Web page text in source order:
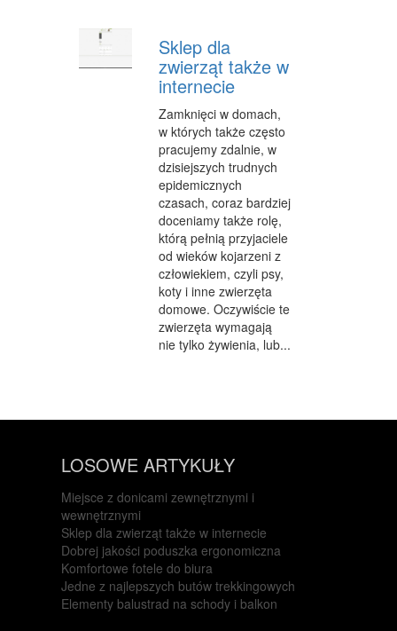
Sklep dla
zwierząt także w
internecie
Zamknięci w domach,
w których także często
pracujemy zdalnie, w
dzisiejszych trudnych
epidemicznych
czasach, coraz bardziej
doceniamy także rolę,
którą pełnią przyjaciele
od wieków kojarzeni z
człowiekiem, czyli psy,
koty i inne zwierzęta
domowe. Oczywiście te
zwierzęta wymagają
nie tylko żywienia, lub...
LOSOWE ARTYKUŁY
Miejsce z donicami zewnętrznymi i
wewnętrznymi
Sklep dla zwierząt także w internecie
Dobrej jakości poduszka ergonomiczna
Komfortowe fotele do biura
Jedne z najlepszych butów trekkingowych
Elementy balustrad na schody i balkon